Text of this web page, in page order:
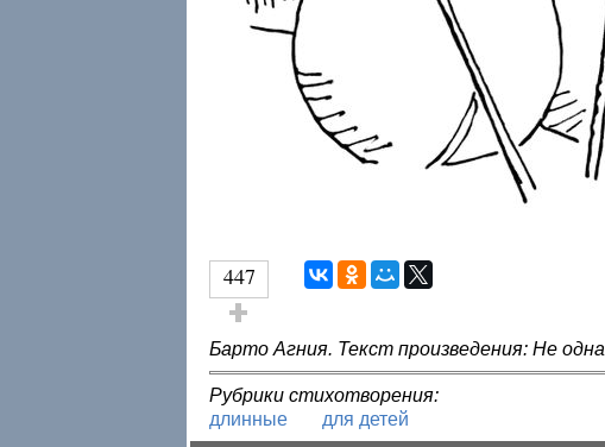
447
Голос за!
Барто Агния. Текст произведения: Не одна
Рубрики стихотворения:
длинные
для детей